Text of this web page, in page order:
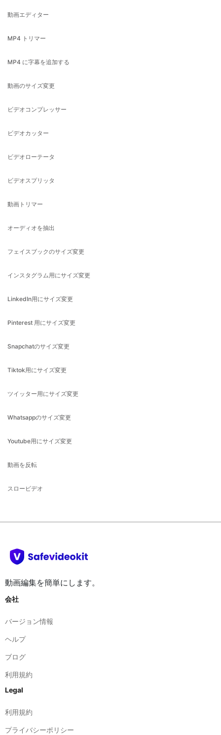
MP4 トリマー
MP4 に字幕を追加する
動画のサイズ変更
ビデオコンプレッサー
ビデオカッター
ビデオローテータ
ビデオスプリッタ
動画トリマー
オーディオを抽出
フェイスブックのサイズ変更
インスタグラム用にサイズ変更
LinkedIn用にサイズ変更
Pinterest 用にサイズ変更
Snapchatのサイズ変更
Tiktok用にサイズ変更
ツイッター用にサイズ変更
Whatsappのサイズ変更
Youtube用にサイズ変更
動画を反転
スロービデオ
動画編集を簡単にします。
バージョン情報
利用規約